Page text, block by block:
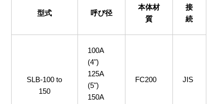
型式 呼び径
本体材
質
接
続
SLB-100 to
150
100A
(4")
125A
(5")
150A
FC200 JIS